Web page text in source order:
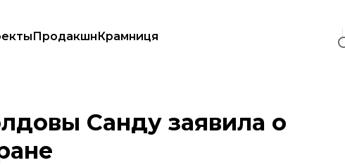
ПродакшнКрамниця
Санду заявила о